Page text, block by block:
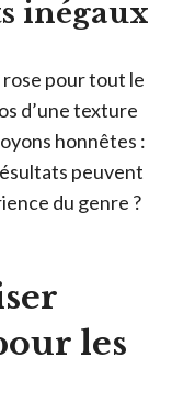
inégaux
rose pour tout le
d’une texture
honnêtes :
peuvent
du genre ?
les